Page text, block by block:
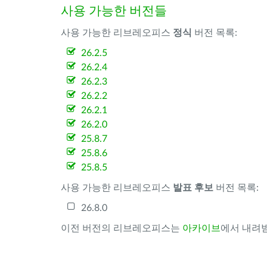
사용 가능한 버전들
사용 가능한 리브레오피스 정식 버전 목록:
26.2.5
26.2.4
26.2.3
26.2.2
26.2.1
26.2.0
25.8.7
25.8.6
25.8.5
사용 가능한 리브레오피스 발표 후보 버전 목록:
26.8.0
이전 버전의 리브레오피스는 아카이브 에서 내려